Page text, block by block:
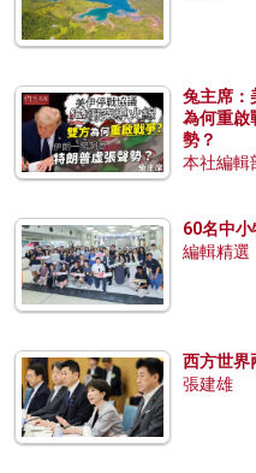
兔主席：
為何重啟
勢？
本社編輯
60名中
編輯精選
西方世界
張建雄